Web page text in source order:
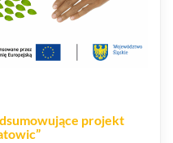
projekt